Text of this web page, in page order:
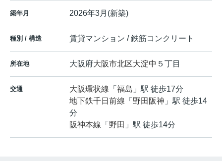
築年月 2026年3月(新築)
種別 / 構造 賃貸マンション / 鉄筋コンクリート
所在地 大阪府大阪市北区大淀中 ５丁目
交通 大阪環状線 「 福島 」駅 徒歩17分
地下鉄千日前線 「 野田阪神 」駅 徒歩14
分
阪神本線 「 野田 」駅 徒歩14分